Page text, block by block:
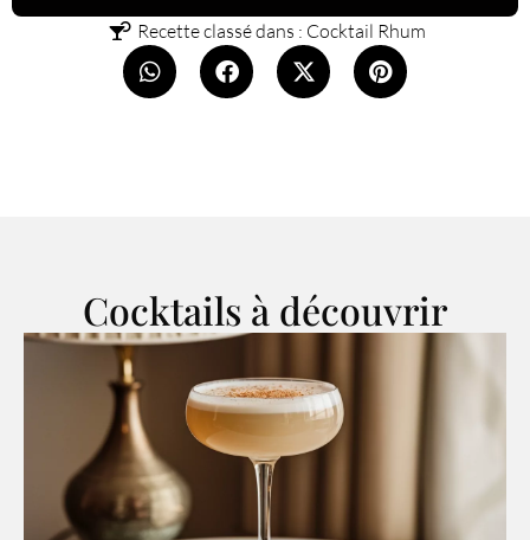
Recette classé dans : Cocktail Rhum
Cocktails à découvrir